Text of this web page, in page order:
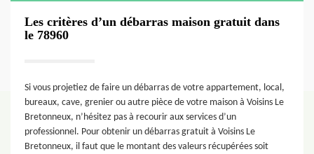
Les critères d’un débarras maison gratuit dans
le 78960
Si vous projetiez de faire un débarras de votre appartement, local,
bureaux, cave, grenier ou autre pièce de votre maison à Voisins Le
Bretonneux, n’hésitez pas à recourir aux services d’un
professionnel. Pour obtenir un débarras gratuit à Voisins Le
Bretonneux, il faut que le montant des valeurs récupérées soit